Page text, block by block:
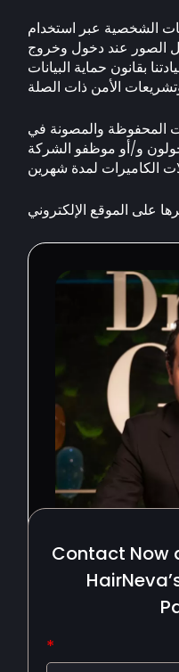
الشخصية عبر استخدام
الصور عند دخول وخروج
بقانون حماية البيانات
المحفوظة والمصونة في
و/أو موظفو الشركة
Contact Now
*